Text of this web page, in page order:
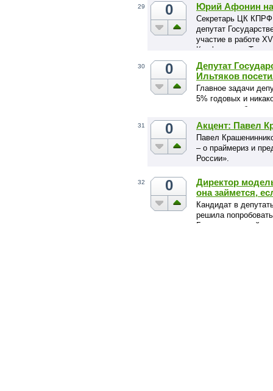
29 0 Юрий Афонин
Секретарь ЦК КПРФ
депутат
участие в работе
Конференции
30 0
Депутат
Ильтяков
Главное задачи
5% годовых и
права на
31 0 Акцент: Павел
Павел
– о праймериз и
России».
32 0
Директор
она займется,
Кандидат в
решила
Государственной